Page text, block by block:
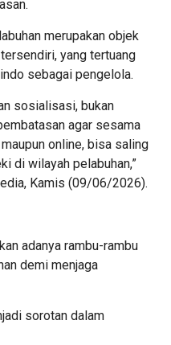
.
merupakan objek
yang tertuang
sebagai pengelola.
sosialisasi, bukan
agar sesama
online, bisa saling
di wilayah pelabuhan,”
Kamis (09/06/2026).
adanya rambu-rambu
demi menjaga
sorotan dalam